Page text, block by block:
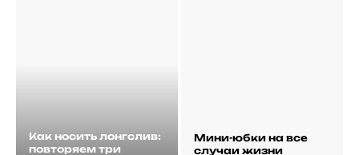
Как носить лонгслив:
повторяем три
Мини-юбки на все
случаи жизни